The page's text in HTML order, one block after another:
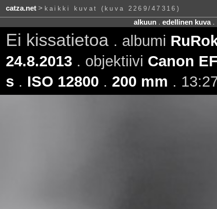
catza.net> kaikki kuvat (kuva 2269/47316)
alkuun. edellinen kuva.
Ei kissatietoa . albumi
24.8.2013. objektiivi Canon
s . ISO 12800 . 200 mm .